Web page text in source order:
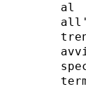
al